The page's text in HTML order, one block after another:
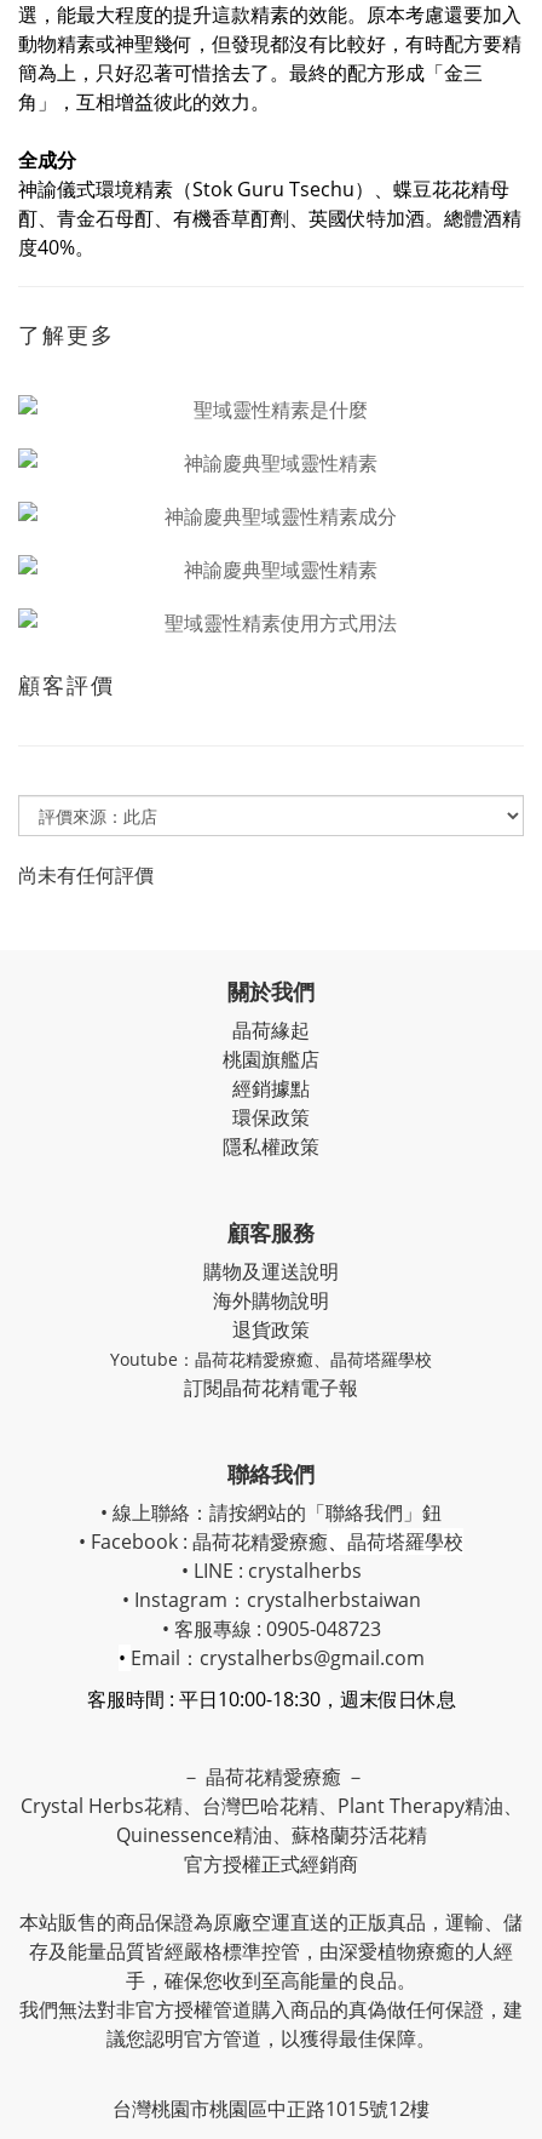
選，能最大程度的提升這款精素的效能。原本考慮還要加入
動物精素或神聖幾何，但發現都沒有比較好，有時配方要精
簡為上，只好忍著可惜捨去了。最終的配方形成「金三
角」，互相增益彼此的效力。
全成分
神諭儀式環境精素（Stok Guru Tsechu）、蝶豆花花精母
酊、青金石母酊、有機香草酊劑、英國伏特加酒。總體酒精
度40%。
了解更多
顧客評價
尚未有任何評價
關於我們
晶荷緣起
桃園旗艦店
經銷據點
環保政策
隱私權政策
顧客服務
購物及運送說明
海外購物說明
退貨政策
Youtube： 晶荷花精愛療癒、 晶荷塔羅學校
訂閱晶荷花精電子報
聯絡我們
• 線上聯絡：請按網站的「聯絡我們」鈕
• Facebook : 晶荷花精愛療癒、 晶荷塔羅學校
• LINE : crystalherbs
• Instagram： crystalherbstaiwan
• 客服專線 : 0905-048723
• Email：crystalherbs@gmail.com
客服時間 : 平日10:00-18:30，週末假日休息
－ 晶荷花精愛療癒 －
Crystal Herbs花精、台灣巴哈花精、Plant Therapy精油、
Quinessence精油、蘇格蘭芬活花精
官方授權正式經銷商
本站販售的商品保證為原廠空運直送的正版真品，運輸、儲
存及能量品質皆經嚴格標準控管，由深愛植物療癒的人經
手，確保您收到至高能量的良品。
我們無法對非官方授權管道購入商品的真偽做任何保證，建
議您認明官方管道，以獲得最佳保障。
台灣桃園市桃園區中正路1015號12樓